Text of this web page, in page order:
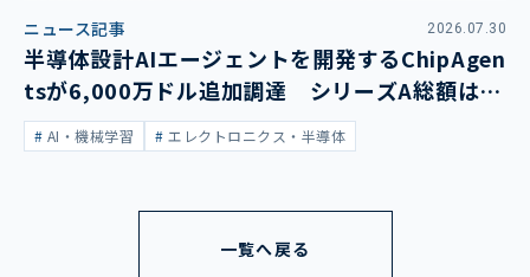
ニュース記事 2026.07.30
半導体設計AIエージェントを開発するChipAgen
tsが6,000万ドル追加調達 シリーズA総額は1
億3,400万ドルに
AI・機械学習 エレクトロニクス・半導体
一覧へ戻る